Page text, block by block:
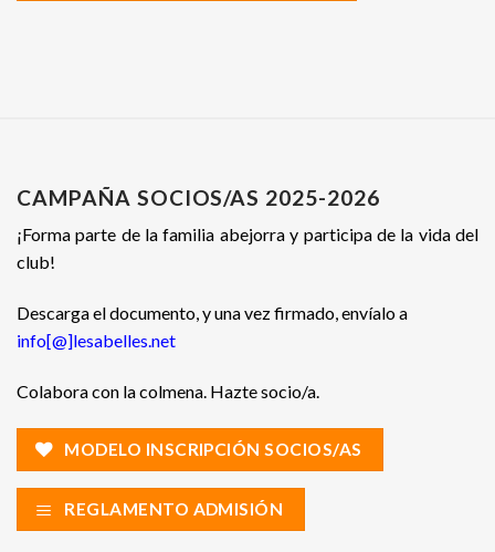
CAMPAÑA SOCIOS/AS 2025-2026
¡Forma parte de la familia abejorra y participa de la vida del
club!
Descarga el documento, y una vez firmado, envíalo a
info[@]lesabelles.net
Colabora con la colmena. Hazte socio/a.
MODELO INSCRIPCIÓN SOCIOS/AS
REGLAMENTO ADMISIÓN